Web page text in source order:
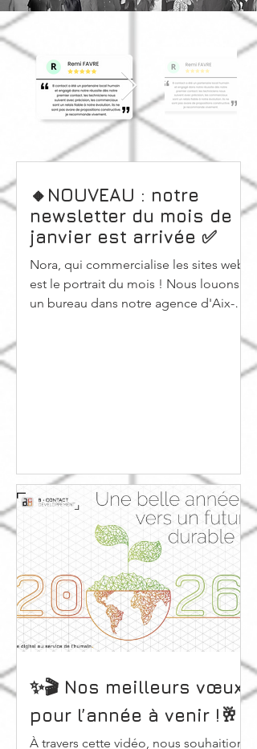
🔸NOUVEAU : notre
newsletter du mois de
janvier est arrivée ✅
Nora, qui commercialise les sites web
est le portrait du mois ! Nous louons
un bureau dans notre agence d'Aix-en-
une bonne année ! B Contact'eco : les
✨🎬 Nos meilleurs vœux
pour l’année à venir !🥂
À travers cette vidéo, nous souhaitions